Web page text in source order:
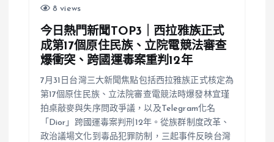
8 views
今日熱門新聞TOP3｜西拉雅族正式
成第17個原住民族、立院電競法審查
爆衝突、跨國運毒案重判12年
7月31日台灣三大新聞焦點包括西拉雅族正式核定為
第17個原住民族、立法院審查電競法時爆發林宜瑾
拍桌敲麥與失序問政爭議，以及Telegram化名
「Dior」跨國運毒案判刑12年。從族群制度改革、
政治議場文化到毒品犯罪防制，三起事件反映台灣